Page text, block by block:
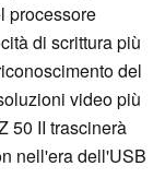
processore
di scrittura più
del
video più
50 II trascinerà
nell'era dell'USB